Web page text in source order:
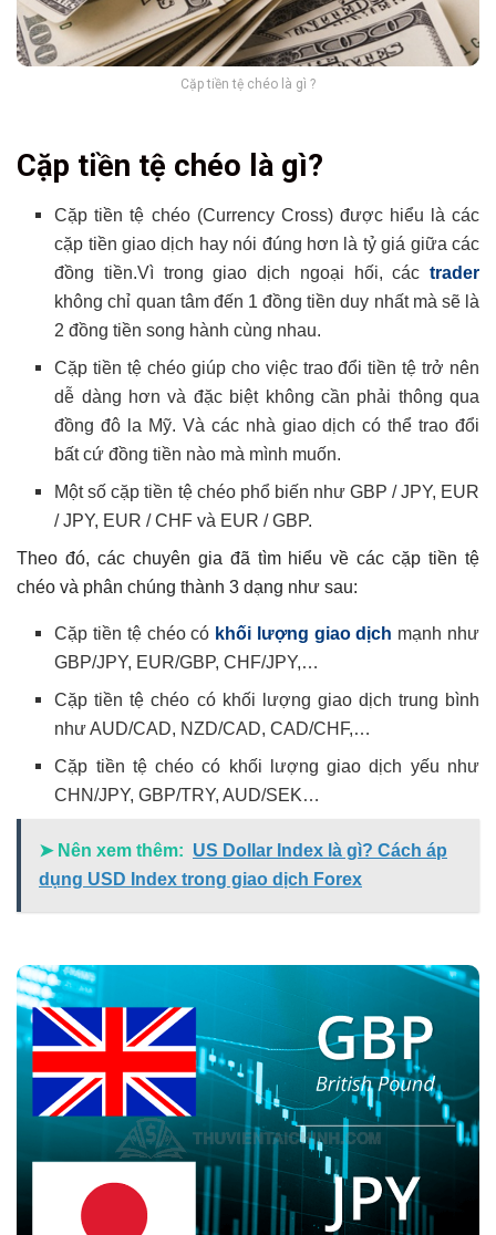
Cặp tiền tệ chéo là gì ?
Cặp tiền tệ chéo là gì?
Cách tính tỷ giá của các cặp tiền tệ chéo
Điều cần lưu ý khi giao dịch với cặp tiền tệ chéo trong
Forex
Kết luận
Có thể bạn chưa biết
Cặp tiền tệ chéo là gì?
Cặp tiền tệ chéo (Currency Cross) được hiểu là các
cặp tiền giao dịch hay nói đúng hơn là tỷ giá giữa các
đồng tiền.Vì trong giao dịch ngoại hối, các trader
không chỉ quan tâm đến 1 đồng tiền duy nhất mà sẽ là
2 đồng tiền song hành cùng nhau.
Cặp tiền tệ chéo giúp cho việc trao đổi tiền tệ trở nên
dễ dàng hơn và đặc biệt không cần phải thông qua
đồng đô la Mỹ. Và các nhà giao dịch có thể trao đổi
bất cứ đồng tiền nào mà mình muốn.
Một số cặp tiền tệ chéo phổ biến như GBP / JPY, EUR
/ JPY, EUR / CHF và EUR / GBP.
Theo đó, các chuyên gia đã tìm hiểu về các cặp tiền tệ
chéo và phân chúng thành 3 dạng như sau:
Cặp tiền tệ chéo có khối lượng giao dịch mạnh như
GBP/JPY, EUR/GBP, CHF/JPY,…
Cặp tiền tệ chéo có khối lượng giao dịch trung bình
như AUD/CAD, NZD/CAD, CAD/CHF,…
Cặp tiền tệ chéo có khối lượng giao dịch yếu như
CHN/JPY, GBP/TRY, AUD/SEK…
➤ Nên xem thêm: US Dollar Index là gì? Cách áp
dụng USD Index trong giao dịch Forex